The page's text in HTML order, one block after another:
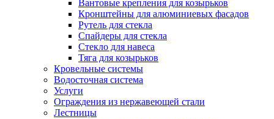
Вантовые крепления для козырьков
Кронштейны для алюминиевых фасадов
Рутель для стекла
Спайдеры для стекла
Стекло для навеса
Тяга для козырьков
Кровельные системы
Водосточная система
Услуги
Ограждения из нержавеющей стали
Лестницы